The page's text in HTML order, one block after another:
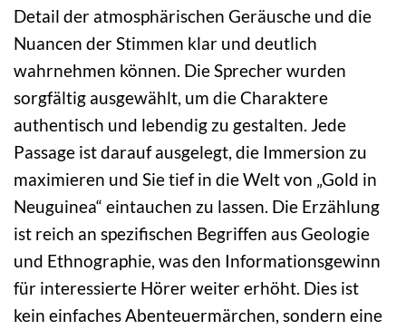
Detail der atmosphärischen Geräusche und die
Nuancen der Stimmen klar und deutlich
wahrnehmen können. Die Sprecher wurden
sorgfältig ausgewählt, um die Charaktere
authentisch und lebendig zu gestalten. Jede
Passage ist darauf ausgelegt, die Immersion zu
maximieren und Sie tief in die Welt von „Gold in
Neuguinea“ eintauchen zu lassen. Die Erzählung
ist reich an spezifischen Begriffen aus Geologie
und Ethnographie, was den Informationsgewinn
für interessierte Hörer weiter erhöht. Dies ist
kein einfaches Abenteuermärchen, sondern eine